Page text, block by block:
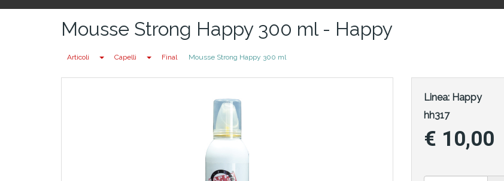
Mousse Strong Happy 300 ml - Happy
Articoli Toggle Dropdown
Capelli Toggle Dropdown
Final Mousse Strong Happy 300 ml
Linea: Happy
hh317
€ 10,00